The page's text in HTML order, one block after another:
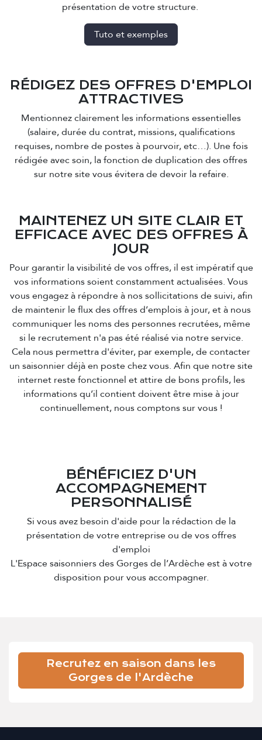
présentation de votre structure.
Tuto et exemples
RÉDIGEZ DES OFFRES D'EMPLOI
ATTRACTIVES
Mentionnez clairement les informations essentielles
(salaire, durée du contrat, missions, qualifications
requises, nombre de postes à pourvoir, etc…). Une fois
rédigée avec soin, la fonction de duplication des offres
sur notre site vous évitera de devoir la refaire.
MAINTENEZ UN SITE CLAIR ET
EFFICACE AVEC DES OFFRES À
JOUR
Pour garantir la visibilité de vos offres, il est impératif que
vos informations soient constamment actualisées. Vous
vous engagez à répondre à nos sollicitations de suivi, afin
de maintenir le flux des offres d’emplois à jour, et à nous
communiquer les noms des personnes recrutées, même
si le recrutement n'a pas été réalisé via notre service.
Cela nous permettra d'éviter, par exemple, de contacter
un saisonnier déjà en poste chez vous. Afin que notre site
internet reste fonctionnel et attire de bons profils, les
informations qu’il contient doivent être mise à jour
continuellement, nous comptons sur vous !
BÉNÉFICIEZ D'UN
ACCOMPAGNEMENT
PERSONNALISÉ
Si vous avez besoin d'aide pour la rédaction de la
présentation de votre entreprise ou de vos offres
d'emploi
L'Espace saisonniers des Gorges de l’Ardèche est à votre
disposition pour vous accompagner.
Recrutez en saison dans les
Gorges de l'Ardèche